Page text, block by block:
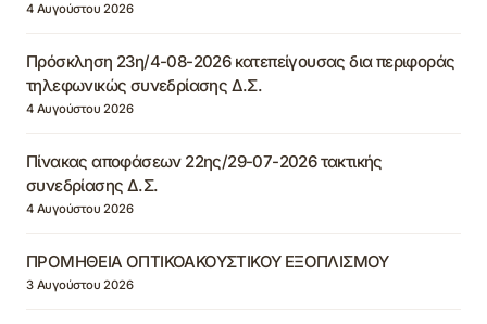
4 Αυγούστου 2026
Πρόσκληση 23η/4-08-2026 κατεπείγουσας δια περιφοράς
τηλεφωνικώς συνεδρίασης Δ.Σ.
4 Αυγούστου 2026
Πίνακας αποφάσεων 22ης/29-07-2026 τακτικής
συνεδρίασης Δ.Σ.
4 Αυγούστου 2026
ΠΡΟΜΗΘΕΙΑ ΟΠΤΙΚΟΑΚΟΥΣΤΙΚΟΥ ΕΞΟΠΛΙΣΜΟΥ
3 Αυγούστου 2026